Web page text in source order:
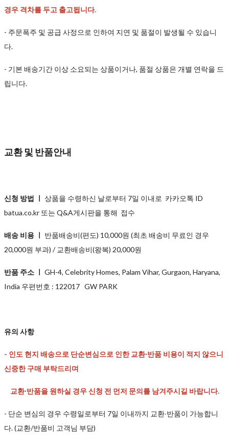
경우 격차를 두고 출고됩니다.
- 주문폭주 및 공급 사정으로 인하여 지연 및 품절이 발생될 수 있습니
다.
- 기본 배송기간 이상 소요되는 상품이거나, 품절 상품은 개별 연락을 드
립니다.
교환 및 반품안내
신청 방법 ㅣ 상품을 수령하신 날로부터 7일 이내로 카카오톡 ID
batua.co.kr 또는 Q&A게시판을 통해 접수
배송 비용 ㅣ 반품배송비(편도) 10,000원 (최초 배송비 무료인 경우
20,000원 부과) / 교환배송비(왕복) 20,000원
반품 주소 ㅣ GH-4, Celebrity Homes, Palam Vihar, Gurgaon, Haryana,
India 우편번호 : 122017 GW PARK
유의 사항
- 인도 현지 배송으로 단순변심으로 인한 교환∙반품 비용이 적지 않으니
신중한 구매 부탁드리며
교환∙반품을 원하실 경우 신청 전 먼저 문의를 남겨주시길 바랍니다.
- 단순 변심의 경우 수령일로부터 7일 이내까지 교환∙반품이 가능합니
다. (교환/반품비 고객님 부담)